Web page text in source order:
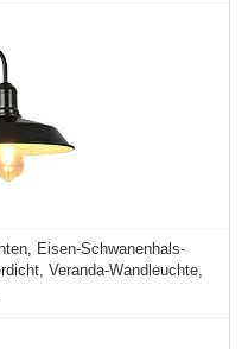
Eisen-Schwanenhals-
Veranda-Wandleuchte,